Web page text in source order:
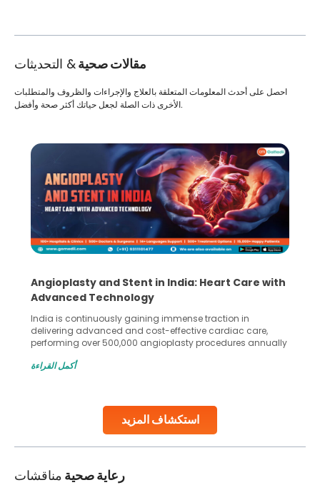
مقالات صحية& التحديثات
استكشاف المزيد
احصل على أحدث المعلومات المتعلقة بالعلاج والإجراءات والظروف والمتطلبات
الأخرى ذات الصلة لجعل حياتك أكثر صحة وأفضل.
5 Essential Steps for Effective Human Sperm
Collection and Processing Methods
Human sperm collection and processing are critical steps
in advanced reproductive techniques like In Vitro
Fertilization (IVF) and intrauterine insemination (IUI). These
challenges and help couples achieve their dream of
collected, they process the
أكمل القراءة
رعاية صحية مناقشات